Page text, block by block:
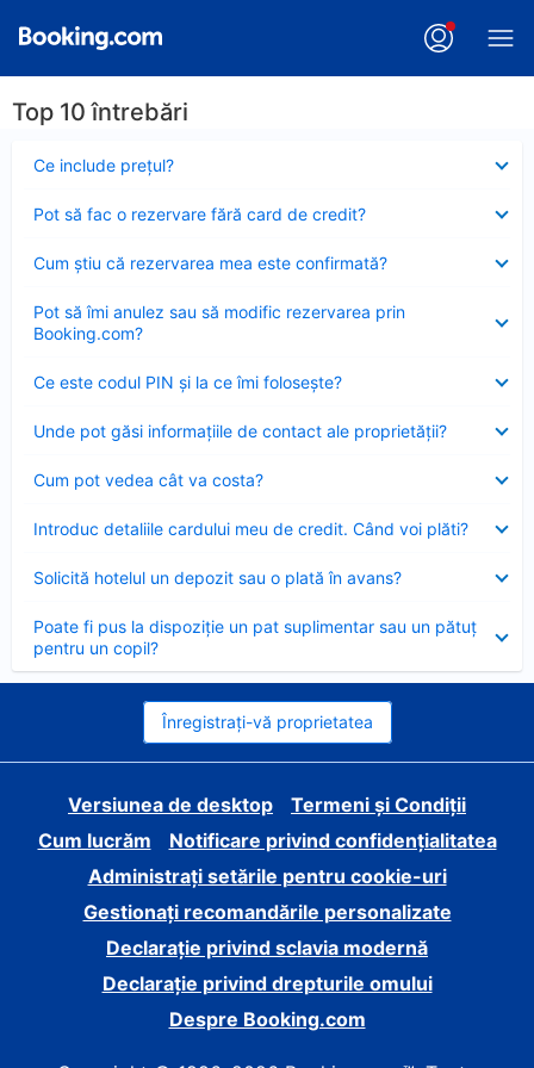
Top 10 întrebări
Ce include preţul?
închis
Pot să fac o rezervare fără card de credit?
închis
Cum ştiu că rezervarea mea este confirmată?
închis
Pot să îmi anulez sau să modific rezervarea prin
Booking.com?
închis
Ce este codul PIN şi la ce îmi foloseşte?
închis
Unde pot găsi informațiile de contact ale proprietății?
închis
Cum pot vedea cât va costa?
închis
Introduc detaliile cardului meu de credit. Când voi plăti?
închis
Solicită hotelul un depozit sau o plată în avans?
închis
Poate fi pus la dispoziție un pat suplimentar sau un pătuț
pentru un copil?
închis
Înregistrați-vă proprietatea
Versiunea de desktop
Termeni și Condiții
Cum lucrăm
Notificare privind confidențialitatea
Administrați setările pentru cookie-uri
Gestionați recomandările personalizate
Declarație privind sclavia modernă
Declarație privind drepturile omului
Despre Booking.com